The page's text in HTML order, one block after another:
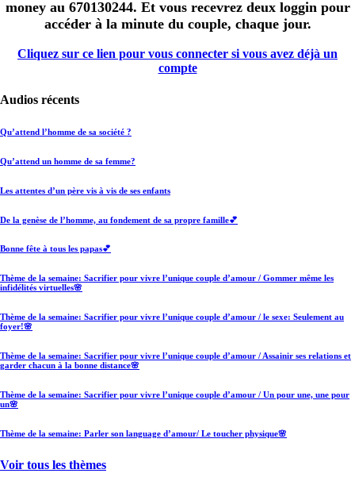
money au 670130244. Et vous recevrez deux loggin pour
accéder à la minute du couple, chaque jour.
Cliquez sur ce lien pour vous connecter si vous avez déjà un
compte
Audios récents
Qu’attend l’homme de sa société ?
Qu’attend un homme de sa femme?
Les attentes d’un père vis à vis de ses enfants
De la genèse de l’homme, au fondement de sa propre famille💕
Bonne fête à tous les papas💕
Thème de la semaine: Sacrifier pour vivre l’unique couple d’amour / Gommer même les
infidélités virtuelles🌸
Thème de la semaine: Sacrifier pour vivre l’unique couple d’amour / le sexe: Seulement au
foyer!🌸
Thème de la semaine: Sacrifier pour vivre l’unique couple d’amour / Assainir ses relations et
garder chacun à la bonne distance🌸
Thème de la semaine: Sacrifier pour vivre l’unique couple d’amour / Un pour une, une pour
un🌸
Thème de la semaine: Parler son language d’amour/ Le toucher physique🌸
Voir tous les thèmes